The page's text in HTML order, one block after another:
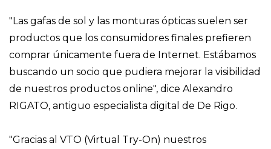
"Las gafas de sol y las monturas ópticas suelen ser
productos que los consumidores finales prefieren
comprar únicamente fuera de Internet. Estábamos
buscando un socio que pudiera mejorar la visibilidad
de nuestros productos online", dice Alexandro
RIGATO, antiguo especialista digital de De Rigo.
"Gracias al VTO (Virtual Try-On) nuestros